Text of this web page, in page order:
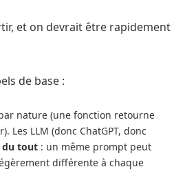
et on devrait être rapidement
de base :
nature (une fonction retourne
Les LLM (donc ChatGPT, donc
du tout : un même prompt peut
différente à chaque